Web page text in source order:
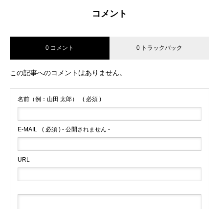
コメント
0 コメント 0 トラックバック
この記事へのコメントはありません。
名前（例：山田 太郎） ( 必須 )
E-MAIL ( 必須 ) - 公開されません -
URL